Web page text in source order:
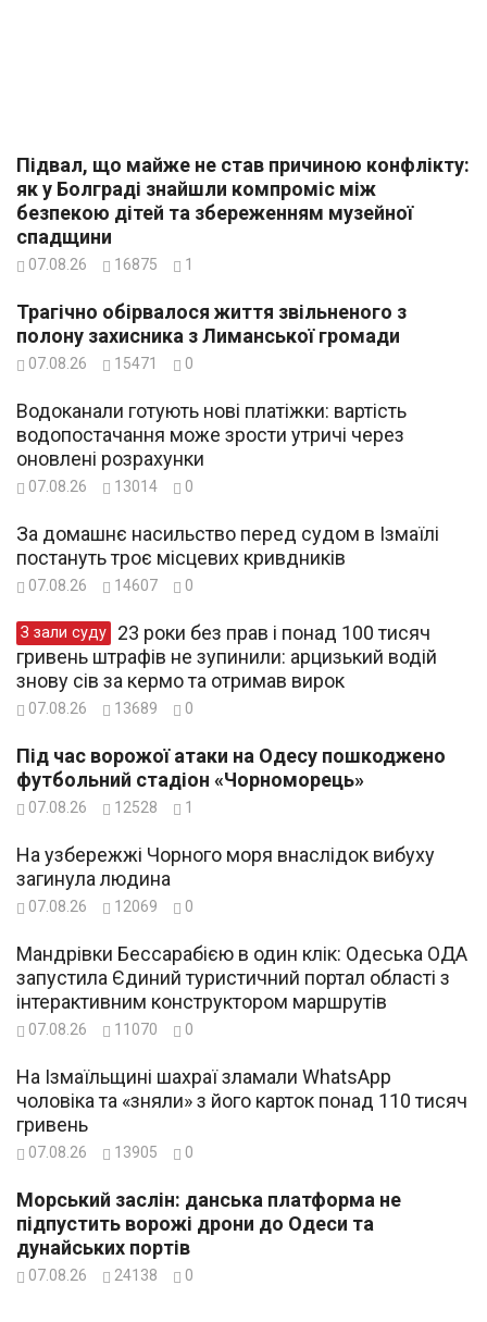
Підвал, що майже не став причиною конфлікту:
як у Болграді знайшли компроміс між
безпекою дітей та збереженням музейної
спадщини
07.08.26 16875 1
Трагічно обірвалося життя звільненого з
полону захисника з Лиманської громади
07.08.26 15471 0
Водоканали готують нові платіжки: вартість
водопостачання може зрости утричі через
оновлені розрахунки
07.08.26 13014 0
За домашнє насильство перед судом в Ізмаїлі
постануть троє місцевих кривдників
07.08.26 14607 0
З зали суду
гривень штрафів не зупинили: арцизький водій
знову сів за кермо та отримав вирок
07.08.26 13689 0
Під час ворожої атаки на Одесу пошкоджено
футбольний стадіон «Чорноморець»
07.08.26 12528 1
На узбережжі Чорного моря внаслідок вибуху
загинула людина
07.08.26 12069 0
Мандрівки Бессарабією в один клік: Одеська ОДА
запустила Єдиний туристичний портал області з
інтерактивним конструктором маршрутів
07.08.26 11070 0
На Ізмаїльщині шахраї зламали WhatsApp
чоловіка та «зняли» з його карток понад 110 тисяч
гривень
07.08.26 13905 0
Морський заслін: данська платформа не
підпустить ворожі дрони до Одеси та
дунайських портів
07.08.26 24138 0